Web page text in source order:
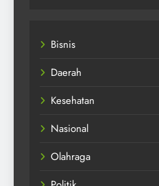
Bisnis
Daerah
Kesehatan
Nasional
Olahraga